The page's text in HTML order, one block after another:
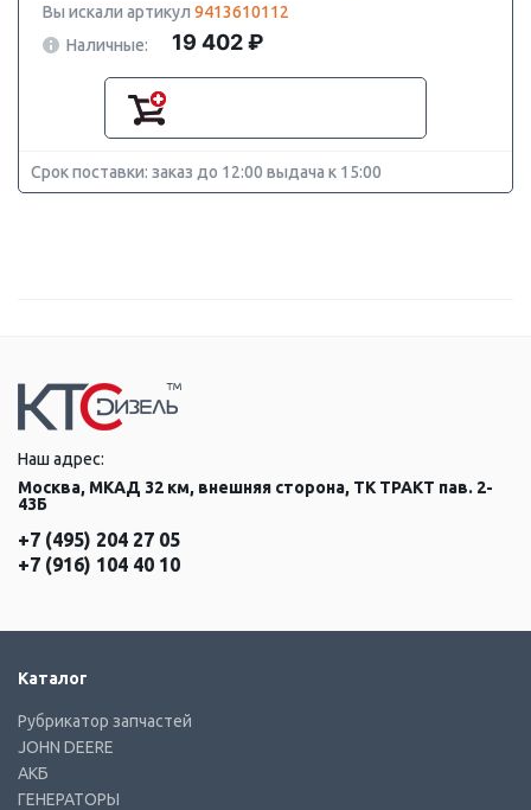
Вы искали артикул 9413610112
Наличные:
19 402 ₽
Срок поставки: заказ до 12:00 выдача к 15:00
Наш адрес:
Москва, МКАД 32 км, внешняя сторона, ТК ТРАКТ пав. 2-
43Б
+7 (495) 204 27 05
+7 (916) 104 40 10
Каталог
Рубрикатор запчастей
JOHN DEERE
АКБ
ГЕНЕРАТОРЫ